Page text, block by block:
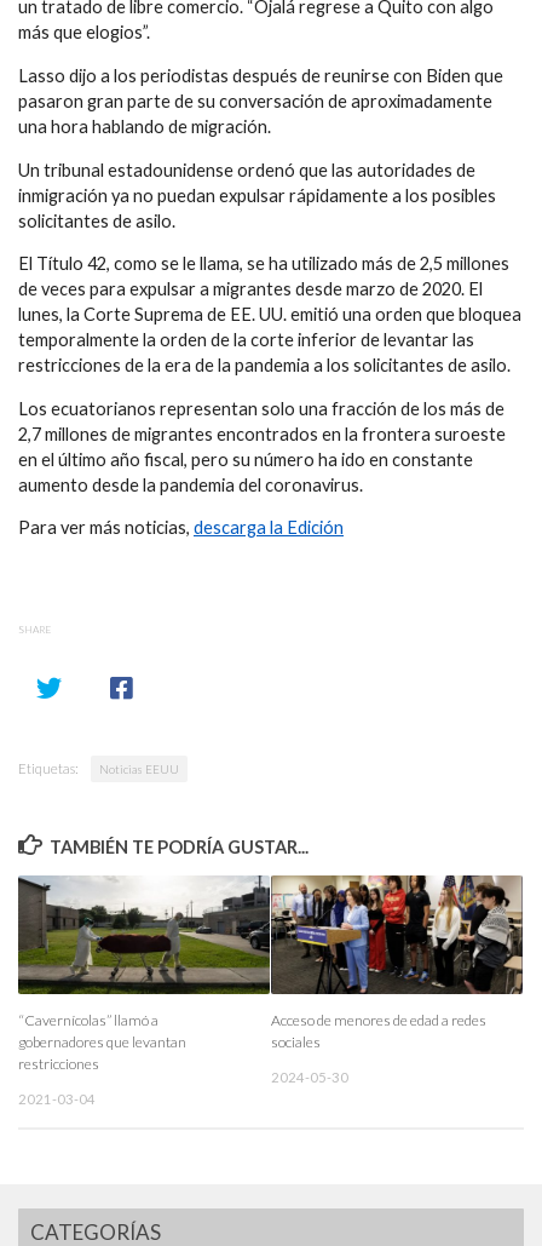
un tratado de libre comercio. “Ojalá regrese a Quito con algo
más que elogios”.
Lasso dijo a los periodistas después de reunirse con Biden que
pasaron gran parte de su conversación de aproximadamente
una hora hablando de migración.
Un tribunal estadounidense ordenó que las autoridades de
inmigración ya no puedan expulsar rápidamente a los posibles
solicitantes de asilo.
El Título 42, como se le llama, se ha utilizado más de 2,5 millones
de veces para expulsar a migrantes desde marzo de 2020. El
lunes, la Corte Suprema de EE. UU. emitió una orden que bloquea
temporalmente la orden de la corte inferior de levantar las
restricciones de la era de la pandemia a los solicitantes de asilo.
Los ecuatorianos representan solo una fracción de los más de
2,7 millones de migrantes encontrados en la frontera suroeste
en el último año fiscal, pero su número ha ido en constante
aumento desde la pandemia del coronavirus.
Para ver más noticias, descarga la Edición
SHARE
Etiquetas: Noticias EEUU
TAMBIÉN TE PODRÍA GUSTAR...
“Cavernícolas” llamó a
gobernadores que levantan
restricciones
2021-03-04
Acceso de menores de edad a redes
sociales
2024-05-30
CATEGORÍAS